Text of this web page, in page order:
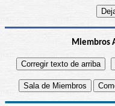
Miembros